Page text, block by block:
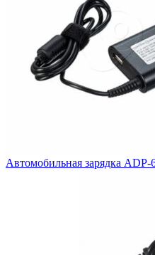
Автомобильная зарядка